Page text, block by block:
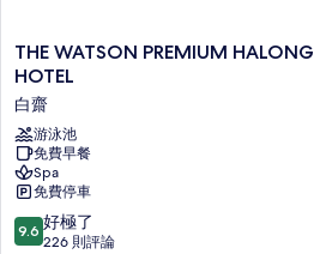
THE
WATSON
PREMIUM
HALONG
HOTEL
白
齋
THE WATSON PREMIUM HALONG
HOTEL
白齋
游泳池
免費早餐
Spa
免費停車
9.6
分，
9.6 好極了
226 則評論